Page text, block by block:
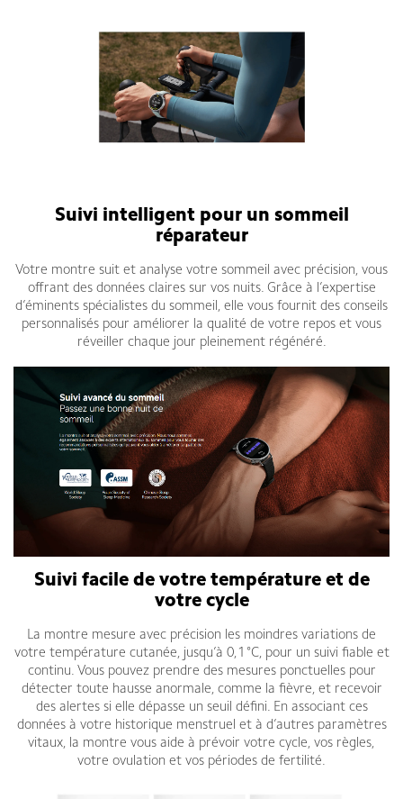
Suivi intelligent pour un sommeil
réparateur
Votre montre suit et analyse votre sommeil avec précision, vous
offrant des données claires sur vos nuits. Grâce à l’expertise
d’éminents spécialistes du sommeil, elle vous fournit des conseils
personnalisés pour améliorer la qualité de votre repos et vous
réveiller chaque jour pleinement régénéré.
Suivi facile de votre température et de
votre cycle
La montre mesure avec précision les moindres variations de
votre température cutanée, jusqu’à 0,1 °C, pour un suivi fiable et
continu. Vous pouvez prendre des mesures ponctuelles pour
détecter toute hausse anormale, comme la fièvre, et recevoir
des alertes si elle dépasse un seuil défini. En associant ces
données à votre historique menstruel et à d’autres paramètres
vitaux, la montre vous aide à prévoir votre cycle, vos règles,
votre ovulation et vos périodes de fertilité.